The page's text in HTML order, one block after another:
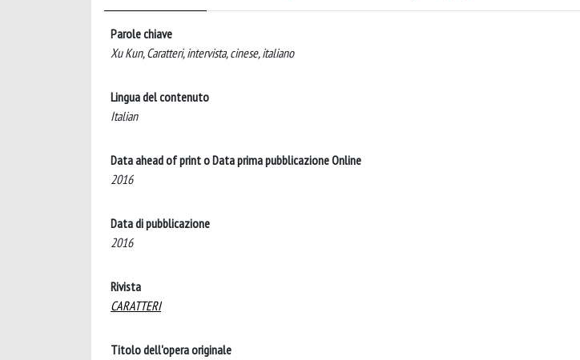
Parole chiave
Xu Kun, Caratteri, intervista, cinese, italiano
Lingua del contenuto
Italian
Data ahead of print o Data prima pubblicazione Online
2016
Data di pubblicazione
2016
Rivista
CARATTERI
Titolo dell'opera originale